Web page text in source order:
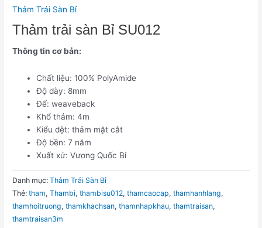
Thảm Trải Sàn Bỉ
Thảm trải sàn Bỉ SU012
Thông tin cơ bản:
Chất liệu: 100% PolyAmide
Độ dày: 8mm
Đế: weaveback
Khổ thảm: 4m
Kiểu dệt: thảm mặt cắt
Độ bền: 7 năm
Xuất xứ: Vương Quốc Bỉ
Danh mục:Thảm Trải Sàn Bỉ
Thẻ:tham,Thambi,thambisu012,thamcaocap,thamhanhlang,
thamhoitruong,thamkhachsan,thamnhapkhau,thamtraisan,
thamtraisan3m